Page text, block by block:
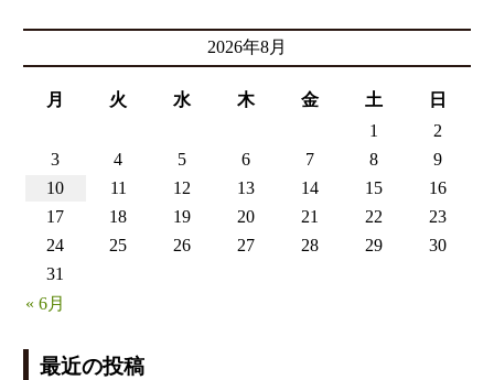
2026年8月
月 火 水 木 金 土 日
« 6月
1
2
3
4 5 6 7 8
9
10
11 12 13 14 15
16
17
18 19 20 21 22
23
24
25 26 27 28 29
30
31
最近の投稿